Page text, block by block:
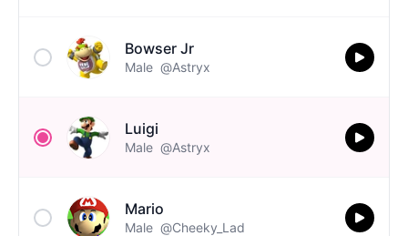
Bowser Jr
Male @Astryx
Luigi
Male @Astryx
Mario
Male @Cheeky_Lad